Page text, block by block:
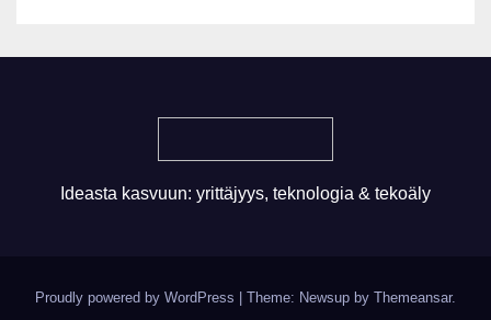
Ideasta kasvuun: yrittäjyys, teknologia & tekoäly
Proudly powered by WordPress Theme: Newsup by Themeansar.